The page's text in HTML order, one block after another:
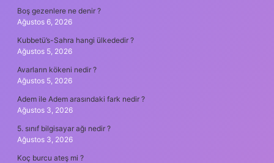
Boş gezenlere ne denir ?
Ağustos 6, 2026
Kubbetü’s-Sahra hangi ülkededir ?
Ağustos 5, 2026
Avarların kökeni nedir ?
Ağustos 5, 2026
Adem ile Adem arasındaki fark nedir ?
Ağustos 3, 2026
5. sınıf bilgisayar ağı nedir ?
Ağustos 3, 2026
Koç burcu ateş mi ?